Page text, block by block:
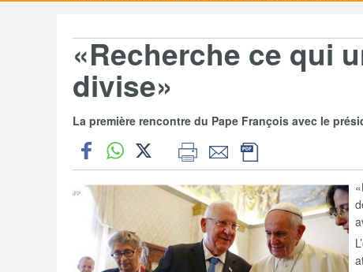
«Recherche ce qui
divise»
La première rencontre du Pape François avec le